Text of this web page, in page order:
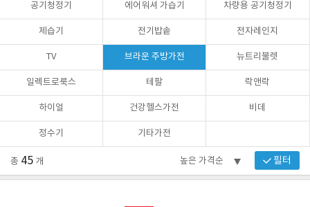
공기청정기 에어워셔 가습기 차량용 공기청정기
제습기 전기밥솥 전자레인지
TV 브라운 주방가전 뉴트리불렛
일렉트로룩스 테팔 락앤락
하이얼 건강헬스가전 비데
정수기 기타가전
총 45 개 필터